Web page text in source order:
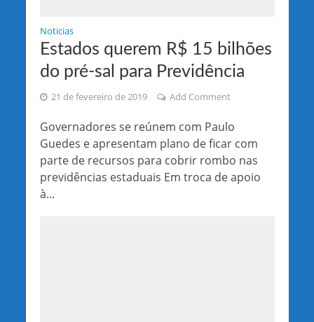
Noticias
Estados querem R$ 15 bilhões
do pré-sal para Previdência
21 de fevereiro de 2019 Add Comment
Governadores se reúnem com Paulo
Guedes e apresentam plano de ficar com
parte de recursos para cobrir rombo nas
previdências estaduais Em troca de apoio
à...